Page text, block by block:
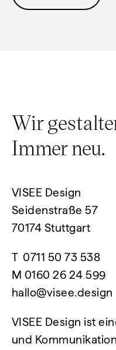
Wir
Immer neu.
VISEE Design
Seidenstraße 57
70174 Stuttgart
T 0711 50 73 538
M 0160 26 24 599
hallo@visee.design
VISEE Design ist
und